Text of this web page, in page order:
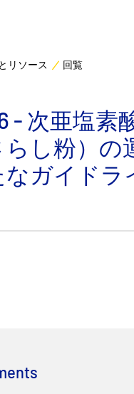
Contacts
Emergency Contacts
ジメント
リソース 回覧
- 次亜塩素
し粉）の
ガイドラ